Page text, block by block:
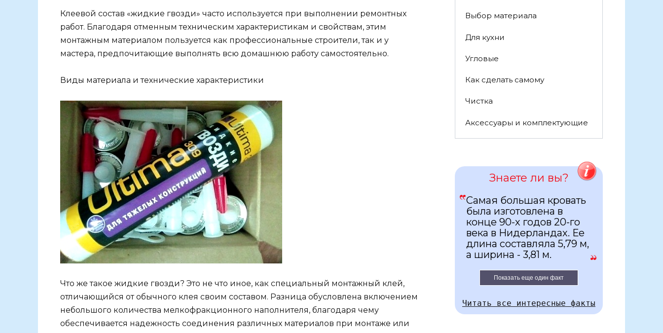
Клеевой состав «жидкие гвозди» часто используется при выполнении ремонтных
работ. Благодаря отменным техническим характеристикам и свойствам, этим
монтажным материалом пользуется как профессиональные строители, так и у
мастера, предпочитающие выполнять всю домашнюю работу самостоятельно.
Виды материала и технические характеристики
Что же такое жидкие гвозди? Это не что иное, как специальный монтажный клей,
отличающийся от обычного клея своим составом. Разница обусловлена включением
небольшого количества мелкофракционного наполнителя, благодаря чему
обеспечивается надежность соединения различных материалов при монтаже или
Выбор материала
Для кухни
Угловые
Как сделать самому
Чистка
Аксессуары и комплектующие
Знаете ли вы?
Самая большая кровать
была изготовлена в
конце 90-х годов 20-го
века в Нидерландах. Ее
длина составляла 5,79 м,
а ширина - 3,81 м.
Показать еще один факт
Читать все интересные факты